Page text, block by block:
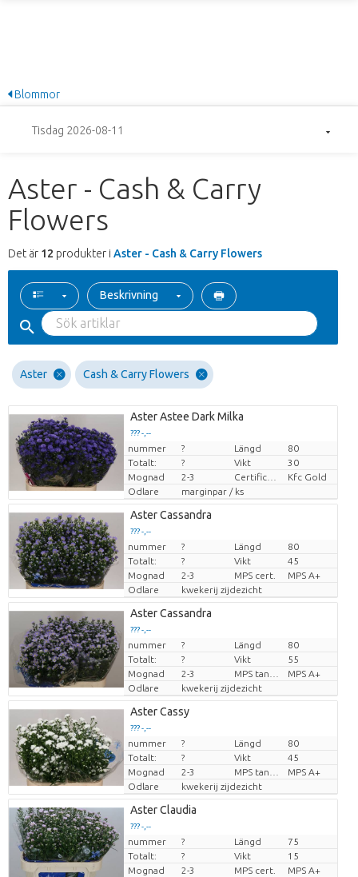
Blommor
Tisdag 2026-08-11
Aster - Cash & Carry
Flowers
Det är 12 produkter i Aster - Cash & Carry Flowers
Beskrivning
Aster Cash & Carry Flowers
Aster Astee Dark Milka
??? -,--
Pris per enhet
nummer ? Längd
80
Totalt:
? Vikt
30
Mognad
2-3
Kfc Gold
Odlare
marginpar / ks
Aster Cassandra
??? -,--
Pris per enhet
nummer ? Längd
80
Totalt:
? Vikt
45
Mognad
2-3 MPS cert.
MPS A+
Odlare
kwekerij zijdezicht
Aster Cassandra
??? -,--
Pris per enhet
nummer ? Längd
80
Totalt:
? Vikt
55
Mognad
2-3
MPS A+
Odlare
kwekerij zijdezicht
Aster Cassy
??? -,--
Pris per enhet
nummer ? Längd
80
Totalt:
? Vikt
45
Mognad
2-3
MPS A+
Odlare
kwekerij zijdezicht
Aster Claudia
??? -,--
Pris per enhet
nummer ? Längd
75
Totalt:
? Vikt
15
Mognad
2-3 MPS cert.
MPS A+